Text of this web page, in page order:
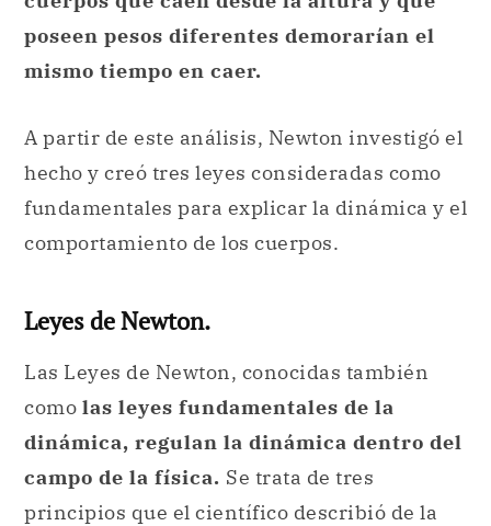
poseen pesos diferentes demorarían el
mismo tiempo en caer.
A partir de este análisis, Newton investigó el
hecho y creó tres leyes consideradas como
fundamentales para explicar la dinámica y el
comportamiento de los cuerpos.
Leyes de Newton.
Las Leyes de Newton, conocidas también
como las leyes fundamentales de la
dinámica, regulan la dinámica dentro del
campo de la física. Se trata de tres
principios que el científico describió de la